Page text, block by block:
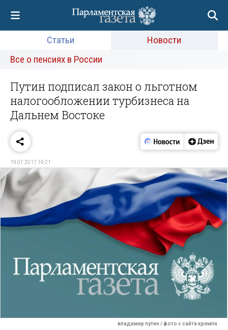
Статьи
Новости
Все о пенсиях в России
Путин подписал закон о льготном
налогообложении турбизнеса на
Дальнем Востоке
19.07.2017 19:21
владимир путин / фото с сайта кремля